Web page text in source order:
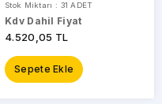
Stok Miktarı : 31 ADET
Kdv Dahil Fiyat
4.520,05 TL
Sepete Ekle